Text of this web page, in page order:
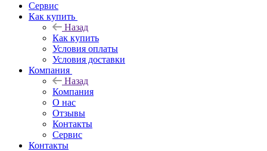
Сервис
Как купить
Назад
Как купить
Условия оплаты
Условия доставки
Компания
Назад
Компания
О нас
Отзывы
Контакты
Сервис
Контакты